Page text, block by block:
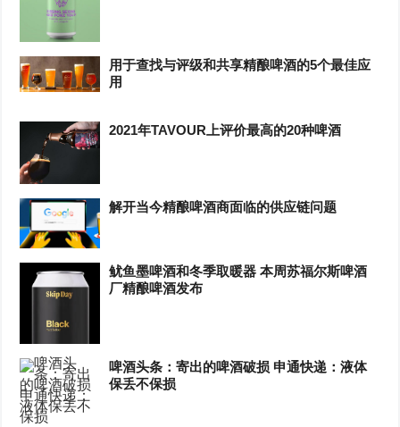
用于查找与评级和共享精酿啤酒的5个最佳应
用
2021年TAVOUR上评价最高的20种啤酒
解开当今精酿啤酒商面临的供应链问题
鱿鱼墨啤酒和冬季取暖器 本周苏福尔斯啤酒
厂精酿啤酒发布
啤酒头条：寄出的啤酒破损 申通快递：液体
保丢不保损